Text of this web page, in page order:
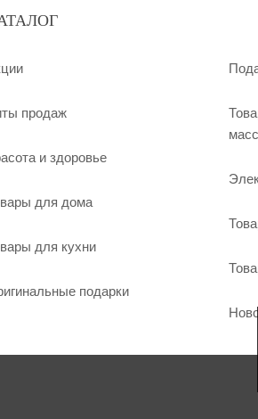
продаж
и здоровье
для дома
для кухни
подарки